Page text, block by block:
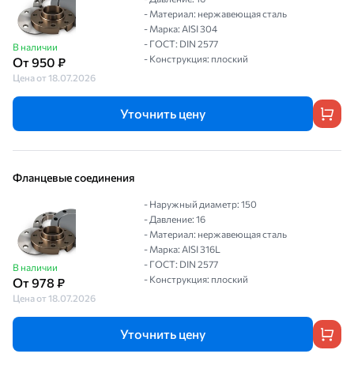
В наличии
От 950 ₽
Цена от 18.07.2026
- Материал: нержавеющая сталь
- Марка: AISI 304
- ГОСТ: DIN 2577
- Конструкция: плоский
Уточнить цену
Фланцевые соединения
В наличии
От 978 ₽
Цена от 18.07.2026
- Наружный диаметр: 150
- Давление: 16
- Материал: нержавеющая сталь
- Марка: AISI 316L
- ГОСТ: DIN 2577
- Конструкция: плоский
Уточнить цену